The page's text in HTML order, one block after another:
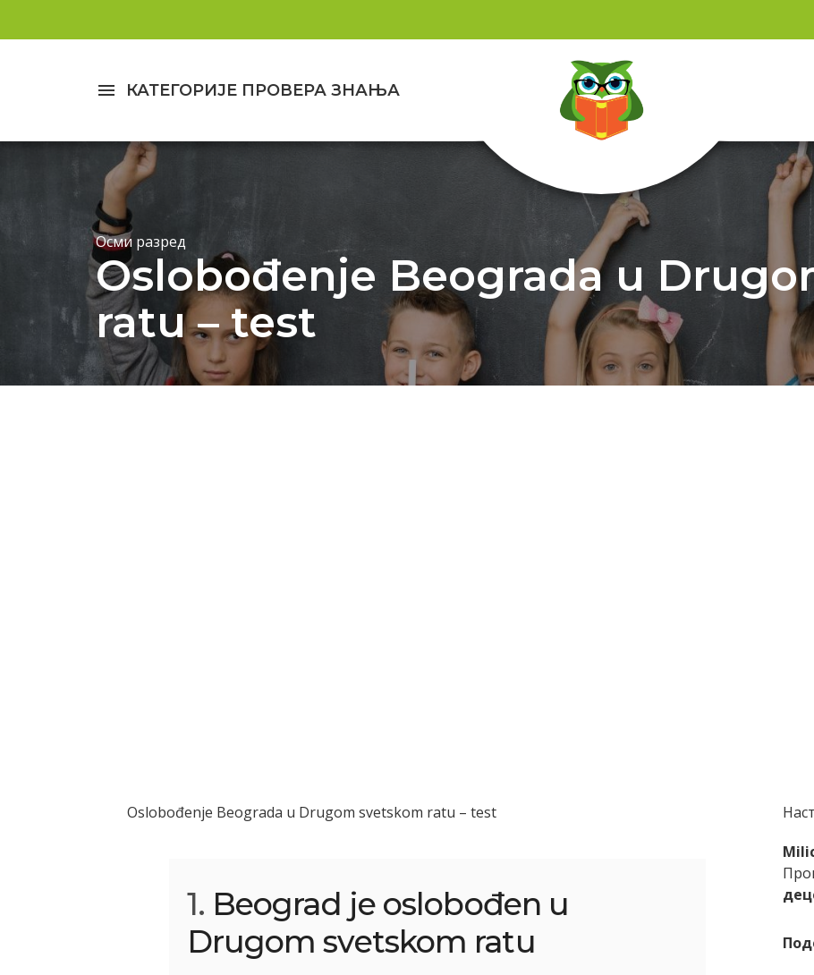
menu КАТЕГОРИЈЕ ПРОВЕРА ЗНАЊА
Осми разред
Oslobođenje Beograda u
ratu – test
Oslobođenje Beograda u Drugom svetskom ratu – test
1. Beograd je oslobođen u
Drugom svetskom ratu